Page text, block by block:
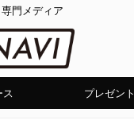
門メディア
プレゼント